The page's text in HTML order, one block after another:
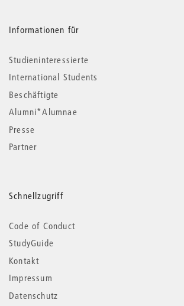
Informationen für
Studieninteressierte
International Students
Beschäftigte
Alumni*Alumnae
Presse
Partner
Schnellzugriff
Code of Conduct
StudyGuide
Kontakt
Impressum
Datenschutz